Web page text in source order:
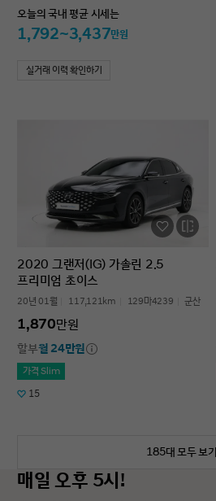
오늘의 국내 평균 시세는
1,792~3,437만원
실거래 이력 확인하기
2020 그랜저(IG) 가솔린 2.5
프리미엄 초이스
20년 01월 117,121km 129마4239 군산
1,870만원
할부월 24만원
가격 Slim
15
185대 모두 보기
매일 오후 5시!